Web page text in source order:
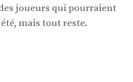
joueurs qui pourraient
mais tout reste.